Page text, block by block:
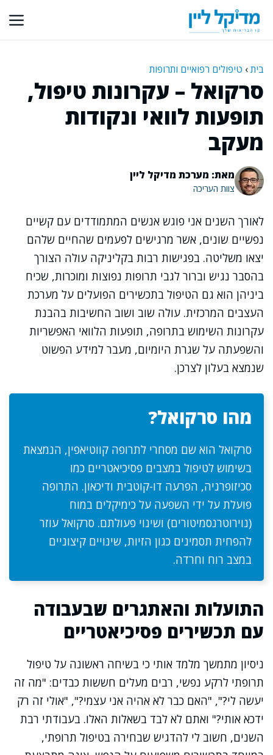
לתוכן
בית› טיפולים רפואיים ותרופות
סרקואל – עקרונות טיפול,
תופעות לוואי ונקודות
מעקב
מאת: מערכת מדיקל ליין
צוות העריכה
לאורך השנים אני פוגש אנשים המתמודדים עם קשיים
נפשיים שונים, אשר מרגישים לפעמים שהחיים שלהם
יצאו משליטה. בפגישות רבות בקליניקה עולה הצורך
בהסבר נגיש וברור לגבי תרופות נפוצות ומוכרות, שכיח
ביניהן הוא גם הטיפול בתכשירים הפועלים על מערכת
העצבים המרכזית. עולה שוב ושוב החשיבות בהבנת
עקרונות השימוש בתרופה, תופעות הלוואי האפשריות
והשפעתה על שגרת היומיום, מעבר למידע הפשוט
שנמצא בעלון לצרכן.
מהו סרקואל?
סרקואל הוא שם מסחרי לתרופה קווטיאפין, הנמצאת
בשימוש לטיפול במצבים פסיכיאטריים כמו
סכיזופרניה, הפרעה דו-קוטבית ודיכאון. התרופה
פועלת על ידי השפעה על כימיקלים במוח
(נוירוטרנסמיטורים) ושינוי פעולתם. סרקואל עוזר
להפחית תסמינים כגון הזיות, שינויים קיצוניים
במצב רוח וחרדה.
התועלות והאתגרים שבעבודה
עם תכשירים פסיכיאטריים
ניסיון מתמשך מלמד אותי כי בשיחה ראשונה על טיפול
תרופתי לרקע נפשי, רבים מעלים חששות כבדים: "מה זה
יעשה לי?", "האם כבר לא אהיה אני עצמי?", "אולי זה רק
ידכא אותי?" ואתם לא לבד בשאלות האלו. בעבודתי רבת
השנים, חשוב לי להדגיש שבחירה בטיפול תרופתי,